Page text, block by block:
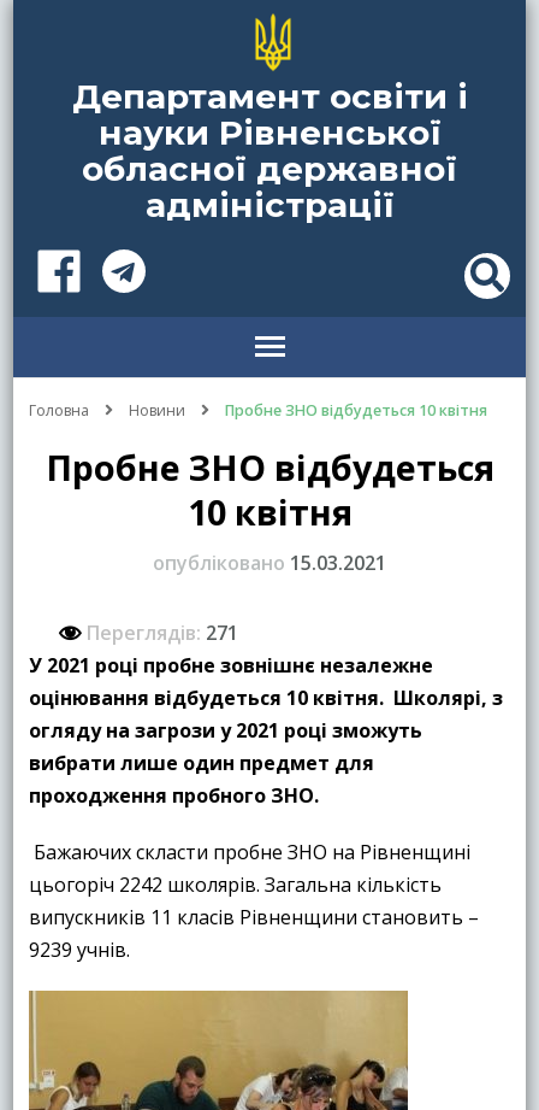
Департамент освіти і
науки Рівненської
обласної державної
адміністрації
Головна Новини Пробне ЗНО відбудеться 10 квітня
Пробне ЗНО відбудеться
10 квітня
опубліковано 15.03.2021
Переглядів: 271
У 2021 році пробне зовнішнє незалежне
оцінювання відбудеться 10 квітня. Школярі, з
огляду на загрози у 2021 році зможуть
вибрати лише один предмет для
проходження пробного ЗНО.
Бажаючих скласти пробне ЗНО на Рівненщині
цьогоріч 2242 школярів. Загальна кількість
випускників 11 класів Рівненщини становить –
9239 учнів.